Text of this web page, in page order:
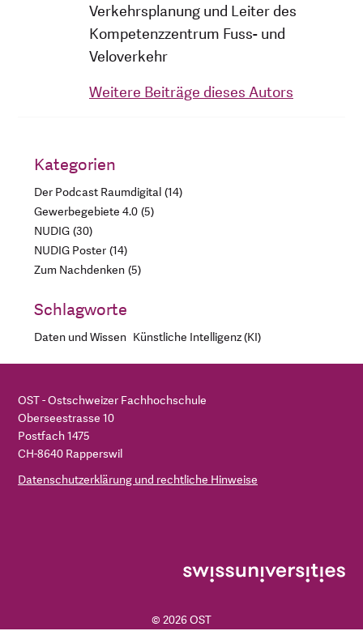
Verkehrsplanung und Leiter des
Kompetenzzentrum Fuss- und
Veloverkehr
Weitere Beiträge dieses Autors
Kategorien
Der Podcast Raumdigital 14
Gewerbegebiete 4.0 5
NUDIG 30
NUDIG Poster 14
Zum Nachdenken 5
Schlagworte
Daten und Wissen Künstliche Intelligenz (KI)
OST - Ostschweizer Fachhochschule
Oberseestrasse 10
Postfach 1475
CH-8640 Rapperswil
Datenschutzerklärung und rechtliche Hinweise
© 2026 OST